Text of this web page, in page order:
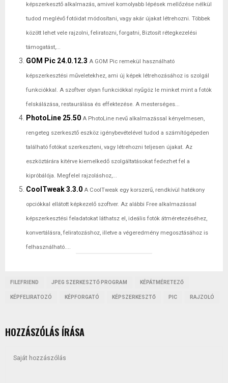
képszerkesztő alkalmazás, amivel komolyabb lépések mellőzése nélkül
tudod meglévő fotóidat módosítani, vagy akár újakat létrehozni. Többek
között lehet vele rajzolni, feliratozni, forgatni, Biztosít rétegkezelési
támogatást,...
GOM Pic 24.0.12.3 A GOM Pic remekül használható
képszerkesztési műveletekhez, ami új képek létrehozásához is szolgál
funkciókkal. A szoftver olyan funkciókkal nyűgöz le minket mint a fotók
felskálázása, restaurálása és effektezése. A mesterséges...
PhotoLine 25.50 A PhotoLine nevű alkalmazással kényelmesen,
rengeteg szerkesztő eszköz igénybevételével tudod a számítógépeden
található fotókat szerkeszteni, vagy létrehozni teljesen újakat. Az
eszköztárára kitérve kiemelkedő szolgáltatásokat fedezhet fel a
kipróbálója. Megfelel rajzoláshoz,...
CoolTweak 3.3.0 A CoolTweak egy korszerű, rendkívül hatékony
opciókkal ellátott képkezelő szoftver. Az alábbi Free alkalmazással
képszerkesztési feladatokat láthatsz el, ideális fotók átméretezéséhez,
konvertálásra, feliratozáshoz, illetve a végeredmény megosztásához is
felhasználható....
FILEFRIEND JPEG SZERKESZTŐ PROGRAM KÉPÁTMÉRETEZŐ
KÉPFELIRATOZÓ KÉPFORGATÓ KÉPSZERKESZTŐ PIC RAJZOLÓ
HOZZÁSZÓLÁS ÍRÁSA